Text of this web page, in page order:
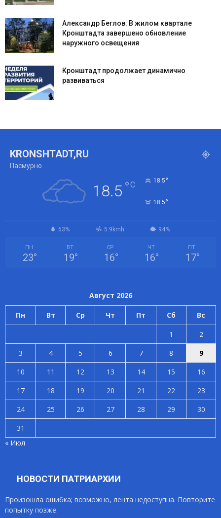
Александр Беглов: В жилом квартале
Кронштадта завершено обновление
наружного освещения
Кронштадт продолжает динамично
развиваться
KRONSHTADT,RU
Пасмурно
18.5 °C 18.5°
18.5°
63% 5.9kmh 94%
ПН
23°
ВТ
19°
СР
16°
ЧТ
16°
ПТ
17°
Август 2026
Пн Вт Ср Чт Пт Сб Вс
1
2
3
4 5 6 7 8
9
10
11 12 13 14 15
16
17
18 19 20 21 22
23
24
25 26 27 28 29
30
31
« Июл
НОВОСТИ ПАТРИАРХИИ
Произошла ошибка; возможно, лента недоступна. Повторите
попытку позже.